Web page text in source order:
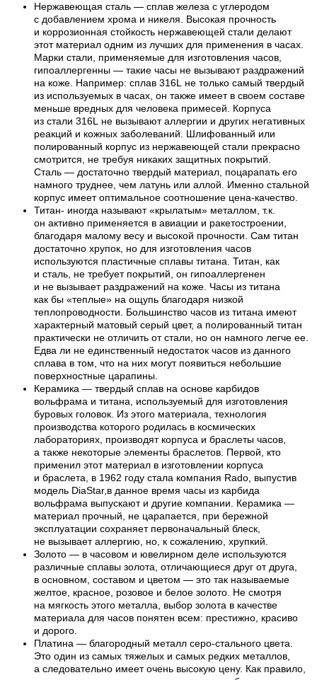
Нержавеющая сталь — сплав железа с углеродом
с добавлением хрома и никеля. Высокая прочность
и коррозионная стойкость нержавеющей стали делают
этот материал одним из лучших для применения в часах.
Марки стали, применяемые для изготовления часов,
гипоаллергенны — такие часы не вызывают раздражений
на коже. Например: сплав 316L не только самый твердый
из используемых в часах, он также имеет в своем составе
меньше вредных для человека примесей. Корпуса
из стали 316L не вызывают аллергии и других негативных
реакций и кожных заболеваний. Шлифованный или
полированный корпус из нержавеющей стали прекрасно
смотрится, не требуя никаких защитных покрытий.
Сталь — достаточно твердый материал, поцарапать его
намного труднее, чем латунь или аллой. Именно стальной
корпус имеет оптимальное соотношение цена-качество.
Титан- иногда называют «крылатым» металлом, т.к.
он активно применяется в авиации и ракетостроении,
благодаря малому весу и высокой прочности. Сам титан
достаточно хрупок, но для изготовления часов
используются пластичные сплавы титана. Титан, как
и сталь, не требует покрытий, он гипоаллергенен
и не вызывает раздражений на коже. Часы из титана
как бы «теплые» на ощупь благодаря низкой
теплопроводности. Большинство часов из титана имеют
характерный матовый серый цвет, а полированный титан
практически не отличить от стали, но он намного легче ее.
Едва ли не единственный недостаток часов из данного
сплава в том, что на них могут появиться небольшие
поверхностные царапины.
Керамика — твердый сплав на основе карбидов
вольфрама и титана, используемый для изготовления
буровых головок. Из этого материала, технология
производства которого родилась в космических
лабораториях, производят корпуса и браслеты часов,
а также некоторые элементы браслетов. Первой, кто
применил этот материал в изготовлении корпуса
и браслета, в 1962 году стала компания Rado, выпустив
модель DiaStar,в данное время часы из карбида
вольфрама выпускают и другие компании. Керамика —
материал прочный, не царапается, при бережной
эксплуатации сохраняет первоначальный блеск,
не вызывает аллергию, но, к сожалению, хрупкий.
Золото — в часовом и ювелирном деле используются
различные сплавы золота, отличающиеся друг от друга,
в основном, составом и цветом — это так называемые
желтое, красное, розовое и белое золото. Не смотря
на мягкость этого металла, выбор золота в качестве
материала для часов понятен всем: престижно, красиво
и дорого.
Платина — благородный металл серо-стального цвета.
Это один из самых тяжелых и самых редких металлов,
а следовательно имеет очень высокую цену. Как правило,